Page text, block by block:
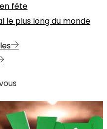
fête
le plus long du monde